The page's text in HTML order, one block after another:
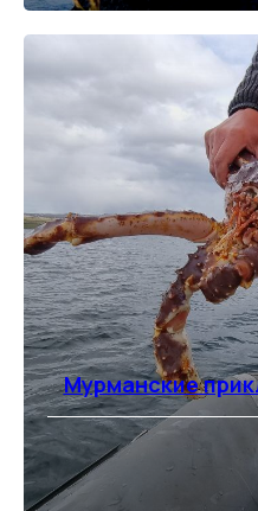
Мурманские